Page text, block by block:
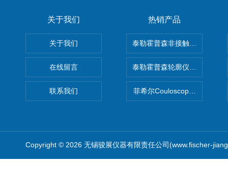
关于我们
关于我们
在线留言
联系我们
热销产品
泰勒霍普森非接触式轮廓仪
泰勒霍普森轮廓仪|TAYLOR
菲希尔Couloscope CMS2电
Copyright © 2026 无锡骏展仪器有限责任公司(www.fischer-